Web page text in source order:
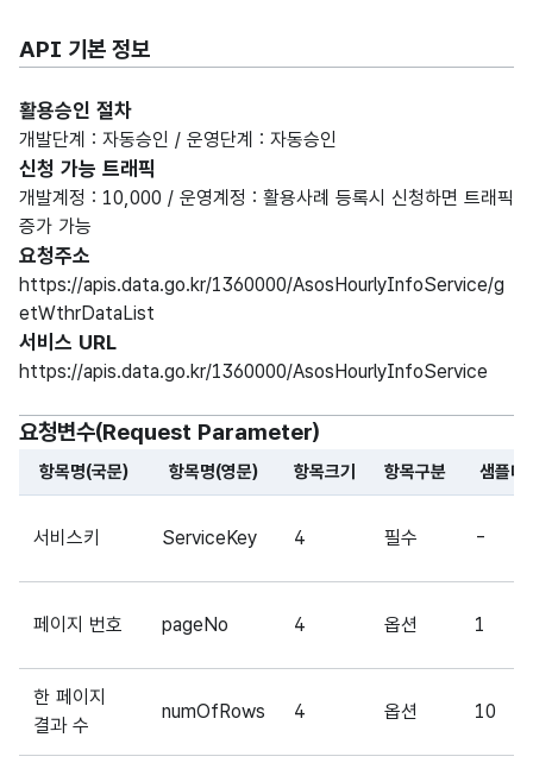
API 기본 정보
활용승인 절차
개발단계 : 자동승인 / 운영단계 : 자동승인
신청 가능 트래픽
개발계정 : 10,000 / 운영계정 : 활용사례 등록시 신청하면 트래픽
증가 가능
요청주소
https://apis.data.go.kr/1360000/AsosHourlyInfoService/g
etWthrDataList
서비스 URL
https://apis.data.go.kr/1360000/AsosHourlyInfoService
요청변수(Request Parameter)
항목명(국문) 항목명(영문) 항목크기 항목구분 샘플데
서비스키 ServiceKey 4 필수 -
페이지 번호 pageNo 4 옵션 1
한 페이지
결과 수
numOfRows 4 옵션 10